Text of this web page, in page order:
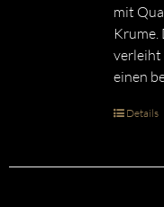
mit
Krume.
verleiht
einen
Details